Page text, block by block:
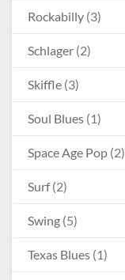
Rockabilly (3)
Schlager (2)
Skiffle (3)
Soul Blues (1)
Space Age Pop (2)
Surf(2)
Swing (5)
Texas Blues (1)